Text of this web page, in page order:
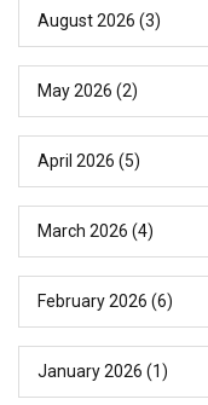
August 2026 (3)
May 2026 (2)
April 2026 (5)
March 2026 (4)
February 2026 (6)
January 2026 (1)